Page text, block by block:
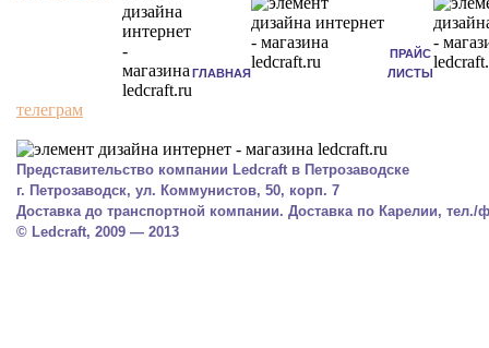
ГЛАВНАЯ
ПРАЙС
ЛИСТЫ
телеграм
Представительство компании Ledcraft в Петрозаводске
г. Петрозаводск, ул. Коммунистов, 50, корп. 7
Доставка до транспортной компании. Доставка по Карелии, тел./
© Ledcraft, 2009 — 2013